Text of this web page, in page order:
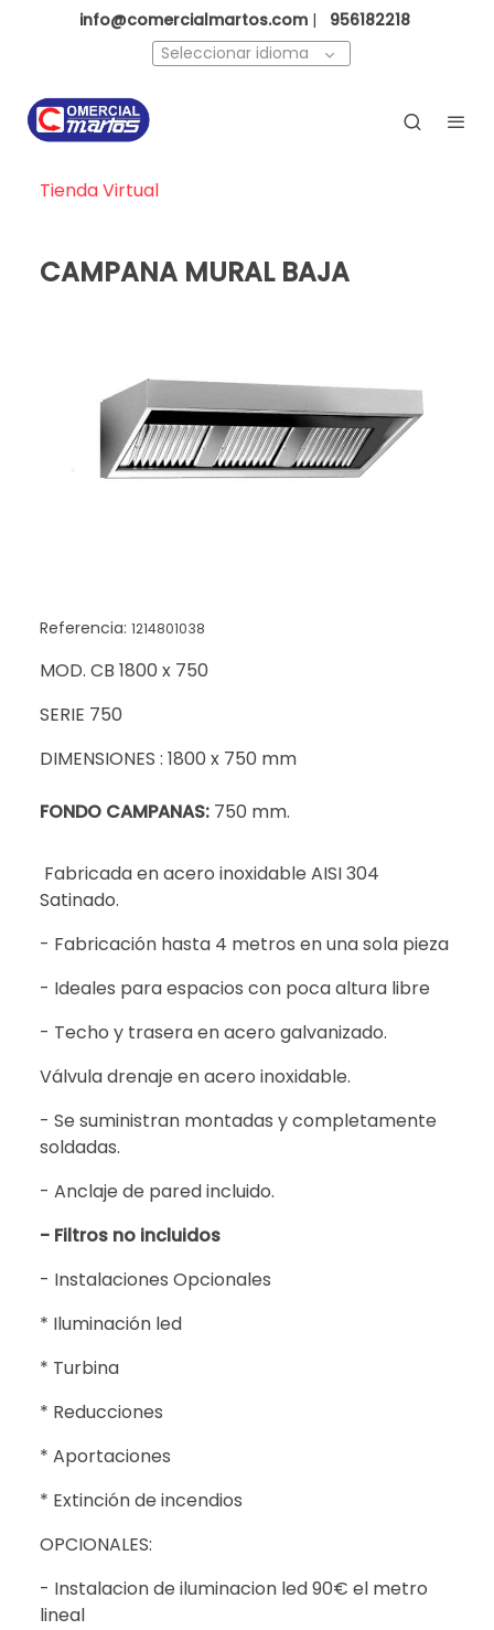
info@comercialmartos.com |
956182218
Seleccionar idioma
Tienda Virtual
CAMPANA MURAL BAJA
Referencia: 1214801038
MOD. CB 1800 x 750
SERIE 750
DIMENSIONES : 1800 x 750 mm
FONDO CAMPANAS: 750 mm.
Fabricada en acero inoxidable AISI 304
Satinado.
- Fabricación hasta 4 metros en una sola pieza
- Ideales para espacios con poca altura libre
- Techo y trasera en acero galvanizado.
Válvula drenaje en acero inoxidable.
- Se suministran montadas y completamente
soldadas.
- Anclaje de pared incluido.
- Filtros no incluidos
- Instalaciones Opcionales
* Iluminación led
* Turbina
* Reducciones
* Aportaciones
* Extinción de incendios
OPCIONALES:
- Instalacion de iluminacion led 90€ el metro
lineal